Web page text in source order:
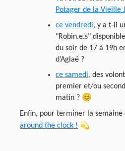
Potager de la Vieille
ce vendredi, y a t-il
"Robin.e.s"
du soir de 17 à 19h
d’Aglaé ?
ce samedi, des
premier et/ou
matin ? 😊
Enfin, pour terminer la semaine
around the clock ! 💫